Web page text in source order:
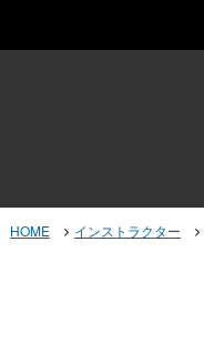
HOME インストラクター